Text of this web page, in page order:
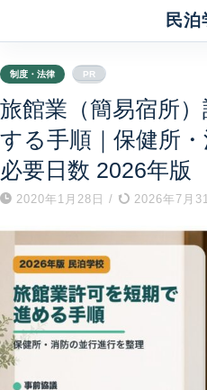
民泊
制度・法律 PR
旅館業（簡易宿所
する手順｜保健所
必要日数 2026年版
2020年1月28日 / 2026年7月